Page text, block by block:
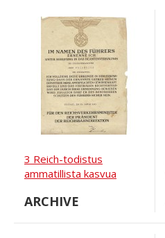
3 Reich-todistus
ammatillista kasvua
ARCHIVE